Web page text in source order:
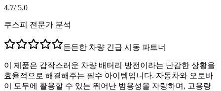
4.7/ 5.0
쿠스피 전문가 분석
든든한 차량 긴급 시동 파트너
이 제품은 갑작스러운 차량 배터리 방전이라는 난감한 상황을
효율적으로 해결해주는 필수 아이템입니다. 자동차와 오토바
이 모두에 활용할 수 있는 뛰어난 범용성을 자랑하며, 고용량